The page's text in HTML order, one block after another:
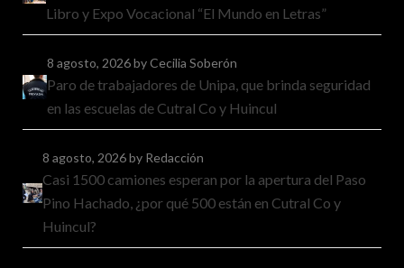
Libro y Expo Vocacional “El Mundo en Letras”
8 agosto, 2026by Cecilia Soberón
Paro de trabajadores de Unipa, que brinda seguridad
en las escuelas de Cutral Co y Huincul
8 agosto, 2026by Redacción
Casi 1500 camiones esperan por la apertura del Paso
Pino Hachado, ¿por qué 500 están en Cutral Co y
Huincul?